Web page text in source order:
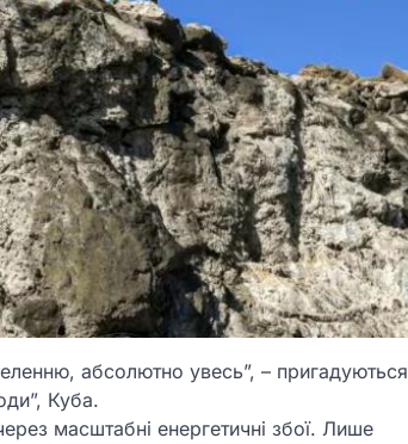
абсолютно увесь”, – пригадуються
Куба.
масштабні енергетичні збої. Лише